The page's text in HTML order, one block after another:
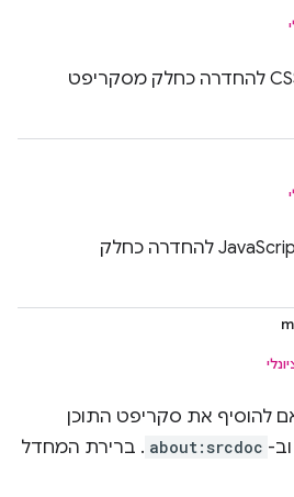
שמות של קובצי CSS להחדרה כחלק מסקריפט
שמות של קובצי JavaScript להחדרה כחלק
להוסיף את סקריפט התוכן
וב- about:srcdoc . ברירת המחדל